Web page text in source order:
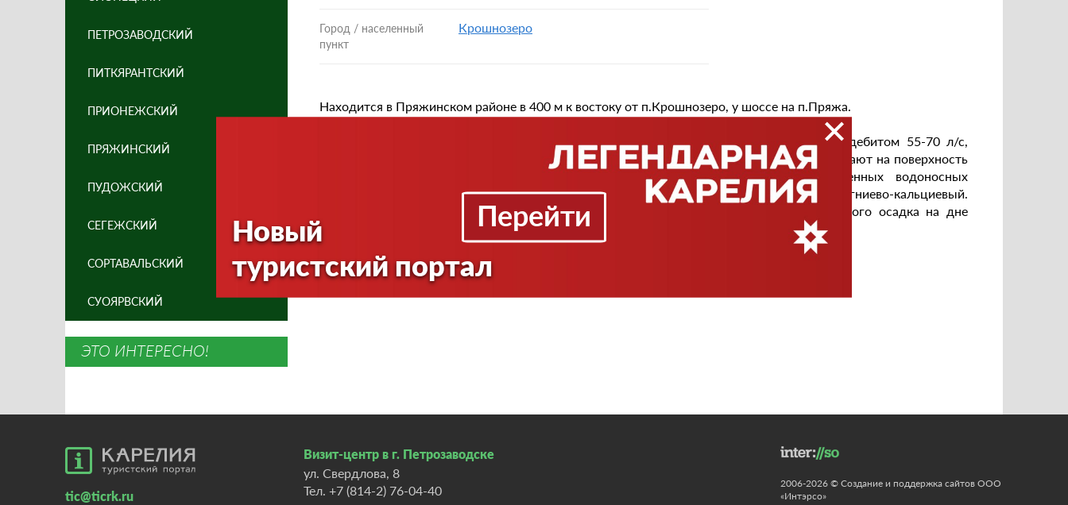
Город / населенный
пункт
Крошнозеро
Находится в Пряжинском районе в 400 м к востоку от п.Крошнозеро, у шоссе на п.Пряжа.
Крупнейший и самый устойчивый по режиму из родников Карелии, восходящий, с дебитом 55-70 л/с,
располагается у подножия склона Корзинской гряды. Подземные воды пресные, поступают на поверхность
под напором несколькими мощными грифонами, преимущественно из межморенных водоносных
горизонтов. Величина минерализацни — 90 мг/л. Состав воды — гидрокарбонатный, магниево-кальциевый.
Содержание железо — до 4 мг/л. Eгo соединения откладываются в виде желто-бурого осадка на дне
образуемого им Мельничного ручья.
Является крупным источником высококачественной питьевой воды.
ПЕТРОЗАВОДСКИЙ
ПИТКЯРАНТСКИЙ
ПРИОНЕЖСКИЙ
ПРЯЖИНСКИЙ
ПУДОЖСКИЙ
СЕГЕЖСКИЙ
СОРТАВАЛЬСКИЙ
СУОЯРВСКИЙ
ЭТО ИНТЕРЕСНО!
tic@ticrk.ru
Визит-центр в г. Петрозаводске
ул. Свердлова, 8
Тел. +7 (814-2) 76-04-40
2006-2026 © Создание и поддержка сайтов ООО
«Интэрсо»
Новый
туристский портал
Перейти